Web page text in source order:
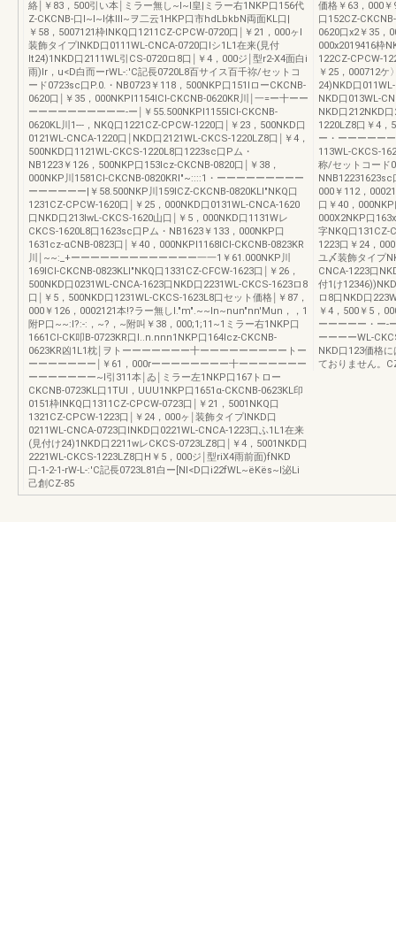
絡￨￥83，500引い本￨ミラー無し~I~I皇|ミラー右1NKP口156代
Z-CKCNB-口l~I~I体Ill~ヲ二云1HKP口市hdLbkbN両面KL口|
￥58，5007121枠INKQ口1211CZ-CPCW-0720口￨￥21，000ヶl
装飾タイプINKD口0111WL-CNCA-0720口lシ1L1在来(見付
It24)1NKD口2111WL引CS-0720ロ8口￨￥4，000ジ￨型r2-X4面白i
雨)lr，u<D白而ーrWL-:'C記長0720L8百サイス百千祢/セットコ
ード0723sc口P.0.・NB0723￥118，500NKP口151IローCKCNB-
0620口￨￥35，000NKPI1154ICl-CKCNB-0620KR川￨一=ー十ーー
ーーーーーーーーーー-ー￨￥55.500NKPI1155ICl-CKCNB-
0620KL川1---，NKQ口1221CZ-CPCW-1220口￨￥23，500NKD口
0121WL-CNCA-1220口￨NKD口2121WL-CKCS-1220LZ8口￨￥4，
500NKD口1121WL-CKCS-1220L8口1223sc口Pム・
NB1223￥126，500NKP口153Icz-CKCNB-0820口￨￥38，
000NKP川1581Cl-CKCNB-0820KRI"~::::1・ーーーーーーーーー
ーーーーーー|￥58.500NKP川159ICZ-CKCNB-0820KLI"NKQ口
1231CZ-CPCW-1620口￨￥25，000NKD口0131WL-CNCA-1620
口NKD口213IwL-CKCS-1620山口￨￥5，000NKD口1131Wレ
CKCS-1620L8口1623sc口Pム・NB1623￥133，000NKP口
1631cz-αCNB-0823口￨￥40，000NKPI1168ICl-CKCNB-0823KR
川￨~~:_+ーーーーーーーーーーーーー一一1￥61.000NKP川
169ICl-CKCNB-0823KLI"NKQ口1331CZ-CFCW-1623口￨￥26，
500NKD口0231WL-CNCA-1623口NKD口2231WL-CKCS-1623ロ8
口￨￥5，500NKD口1231WL-CKCS-1623L8口セット価格￨￥87，
000￥126，0002121本!?ラー無しI."m".~~In~nun"nn'Mun，，1
附P口~~:I?:-:，~?，~附叫￥38，000;1;11~1ミラー右1NKP口
1661Cl-CK叩B-0723KR口I..n.nnn1NKP口164Icz-CKCNB-
0623KR凶1L1枕￨ヲトーーーーーーー十ーーーーーーーーートー
ーーーーーーー￨￥61，000rーーーーーーーー十ーーーーーーー
ーーーーーーー~I引311本￨ゐ￨ミラー左1NKP口167トロー
CKCNB-0723KL口1TUI，UUU1NKP口1651α-CKCNB-0623KL印
0151枠INKQ口1311CZ-CPCW-0723口￨￥21，5001NKQ口
1321CZ-CPCW-1223口￨￥24，000ヶ￨装飾タイプINKD口
0211WL-CNCA-0723口INKD口0221WL-CNCA-1223口ふ1L1在来
(見付け24)1NKD口2211wレCKCS-0723LZ8口￨￥4，5001NKD口
2221WL-CKCS-1223LZ8口H￥5，000ジ￨型riX4雨前面)fNKD
口-1-2-1-rW-L-:'C記長0723L81白ー[NI<D口i22fWL~ëKës~l泌Li
己創CZ-85
価格￥63，000
口152CZ-
0620口x2￥35，
000x2019416枠
122CZ-CPCW-
￥25，000712ケ
24)NKD口
NKD口013WL-
NKD口212NKD
1220LZ8口￥4，
ー・ーーーーー
113WL-CKCS-
称/セットコード
NNB12231623sc
000￥112，
口￥40，
000X2NKP口
字NKQ口131CZ-
1223口￥24，
ユ〆装飾タイプ
CNCA-1223口
付1け
ロ8口NKD口
￥4，500￥5，
ーーーーー・ー-
ーーーーWL-
NKD口123価格
ておりません。